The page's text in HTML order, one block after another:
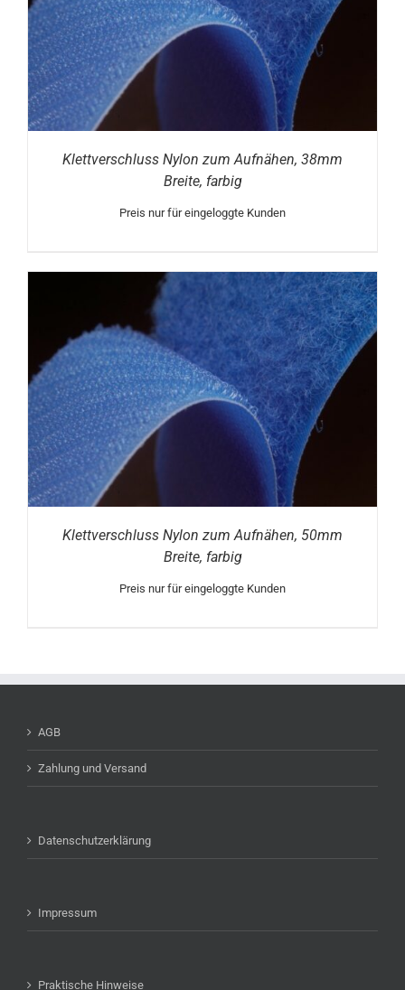
Klettverschluss Nylon zum Aufnähen, 38mm
Breite, farbig
Preis nur für eingeloggte Kunden
Klettverschluss Nylon zum Aufnähen, 50mm
Breite, farbig
Preis nur für eingeloggte Kunden
AGB
Zahlung und Versand
Datenschutzerklärung
Impressum
Praktische Hinweise